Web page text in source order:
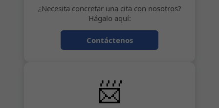
¿Necesita concretar una cita con nosotros?
Hágalo aquí:
Contáctenos
📨